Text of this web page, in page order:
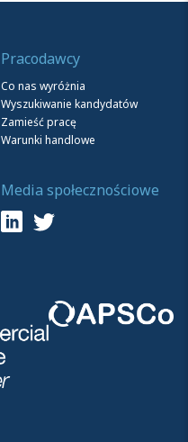
Pracodawcy
Co nas wyróżnia
Wyszukiwanie kandydatów
Zamieść pracę
Warunki handlowe
Media społecznościowe